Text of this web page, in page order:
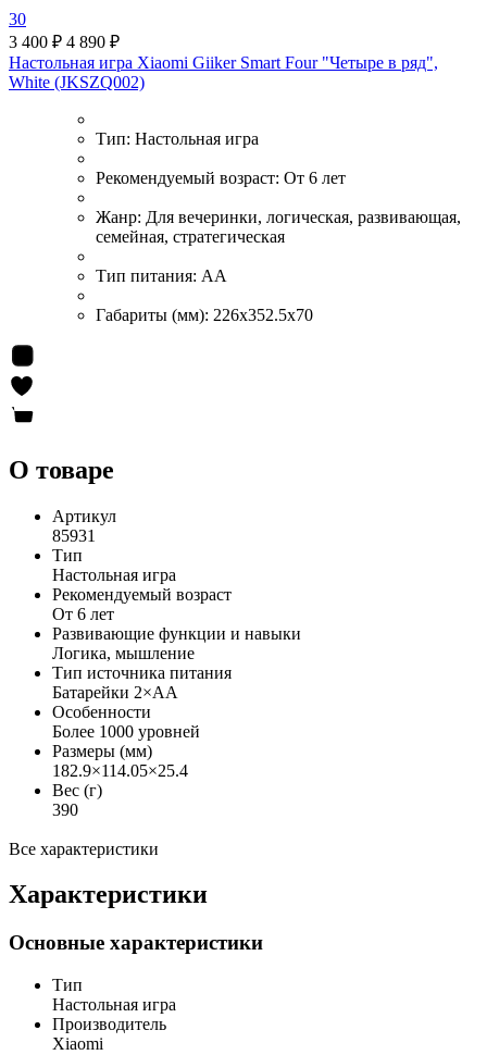
30
3 400 ₽ 4 890 ₽
Настольная игра Xiaomi Giiker Smart Four "Четыре в ряд",
White (JKSZQ002)
Тип: Настольная игра
Рекомендуемый возраст: От 6 лет
Жанр: Для вечеринки, логическая, развивающая,
семейная, стратегическая
Тип питания: АА
Габариты (мм): 226x352.5x70
О товаре
Артикул
85931
Тип
Настольная игра
Рекомендуемый возраст
От 6 лет
Развивающие функции и навыки
Логика, мышление
Тип источника питания
Батарейки 2×AA
Особенности
Более 1000 уровней
Размеры (мм)
182.9×114.05×25.4
Вес (г)
390
Все характеристики
Характеристики
Основные характеристики
Тип
Настольная игра
Производитель
Xiaomi